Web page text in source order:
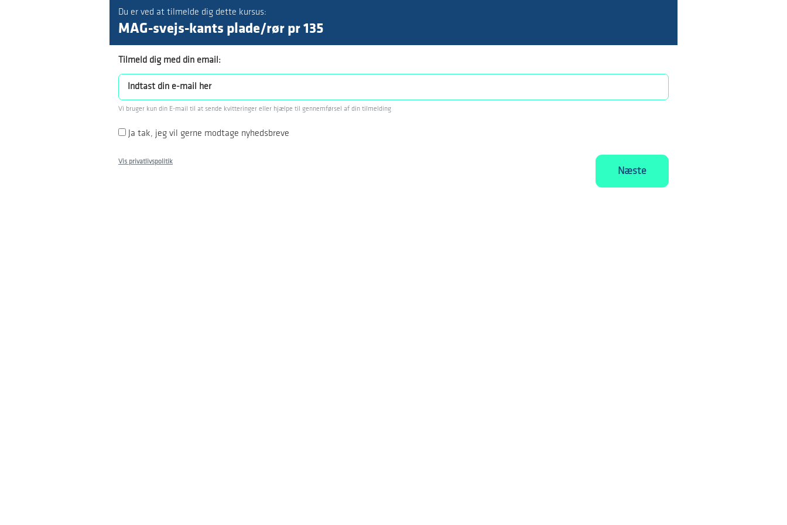
Du er ved at tilmelde dig dette kursus:
MAG-svejs-kants plade/rør pr 135
Tilmeld dig med din email:
Vi bruger kun din E-mail til at sende kvitteringer eller hjælpe til gennemførsel af din tilmelding
Ja tak, jeg vil gerne modtage nyhedsbreve
Vis privatlivspolitik